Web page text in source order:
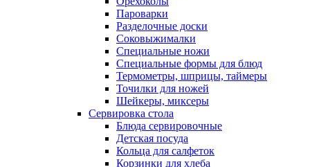
Пароварки
Разделочные доски
Соковыжималки
Специальные ножи
Специальные формы для блюд
Термометры, шприцы, таймеры
Точилки для ножей
Шейкеры, миксеры
Сервировка стола
Блюда сервировочные
Детская посуда
Кольца для салфеток
Корзинки для хлеба